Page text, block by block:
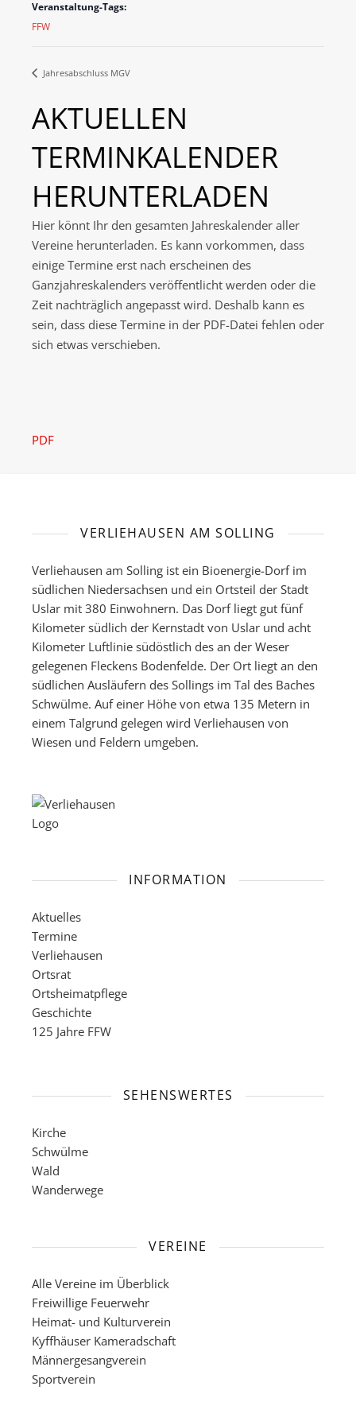
Veranstaltung-Tags:
FFW
Jahresabschluss MGV
AKTUELLEN
TERMINKALENDER
HERUNTERLADEN
Hier könnt Ihr den gesamten Jahreskalender aller
Vereine herunterladen. Es kann vorkommen, dass
einige Termine erst nach erscheinen des
Ganzjahreskalenders veröffentlicht werden oder die
Zeit nachträglich angepasst wird. Deshalb kann es
sein, dass diese Termine in der PDF-Datei fehlen oder
sich etwas verschieben.
PDF
VERLIEHAUSEN AM SOLLING
Verliehausen am Solling ist ein Bioenergie-Dorf im
südlichen Niedersachsen und ein Ortsteil der Stadt
Uslar mit 380 Einwohnern. Das Dorf liegt gut fünf
Kilometer südlich der Kernstadt von Uslar und acht
Kilometer Luftlinie südöstlich des an der Weser
gelegenen Fleckens Bodenfelde. Der Ort liegt an den
südlichen Ausläufern des Sollings im Tal des Baches
Schwülme. Auf einer Höhe von etwa 135 Metern in
einem Talgrund gelegen wird Verliehausen von
Wiesen und Feldern umgeben.
INFORMATION
Aktuelles
Termine
Verliehausen
Ortsrat
Ortsheimatpflege
Geschichte
125 Jahre FFW
SEHENSWERTES
Kirche
Schwülme
Wald
Wanderwege
VEREINE
Alle Vereine im Überblick
Freiwillige Feuerwehr
Heimat- und Kulturverein
Kyffhäuser Kameradschaft
Männergesangverein
Sportverein